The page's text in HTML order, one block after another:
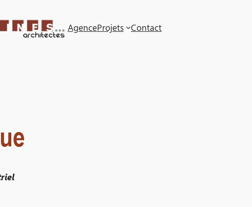
AgenceProjets Contact